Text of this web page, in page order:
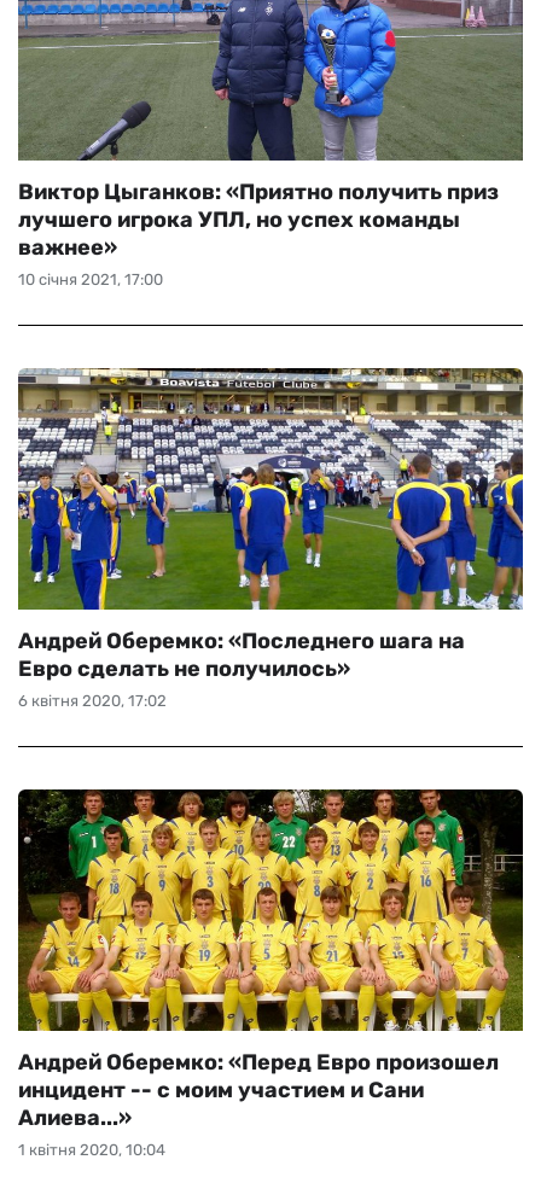
10 січня 2021, 17:00
Виктор Цыганков: «Приятно получить приз
лучшего игрока УПЛ, но успех команды
важнее»
6 квітня 2020, 17:02
Андрей Оберемко: «Последнего шага на
Евро сделать не получилось»
1 квітня 2020, 10:04
Андрей Оберемко: «Перед Евро произошел
инцидент -- с моим участием и Сани
Алиева...»